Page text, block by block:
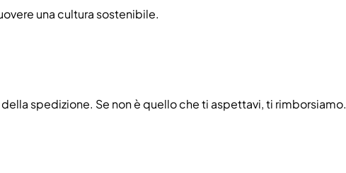
una cultura sostenibile.
spedizione. Se non è quello che ti aspettavi, ti rimborsiamo.